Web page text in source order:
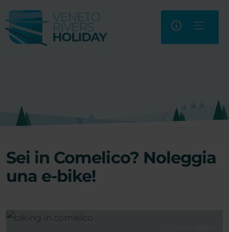
Sei in Comelico? Noleggia
una e-bike!